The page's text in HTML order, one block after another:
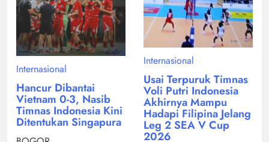
Internasional
Hancur Dibantai
Vietnam 0-3, Nasib
Timnas Indonesia Kini
Ditentukan Singapura
Internasional
Usai Terpuruk Timnas
Voli Putri Indonesia
Akhirnya Mampu
Hadapi Filipina Jelang
Leg 2 SEA V Cup
2026